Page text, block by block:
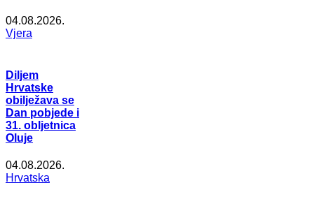
04.08.2026.
Vjera
Diljem
Hrvatske
obilježava se
Dan pobjede i
31. obljetnica
Oluje
04.08.2026.
Hrvatska